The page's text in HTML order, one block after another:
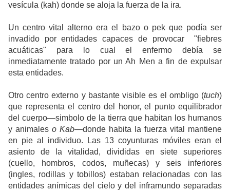
vesícula (kah) donde se aloja la fuerza de la ira.
Un centro vital alterno era el bazo o pek que podía ser
invadido por entidades capaces de provocar "fiebres
acuáticas" para lo cual el enfermo debía se
inmediatamente tratado por un Ah Men a fin de expulsar
esta entidades.
Otro centro externo y bastante visible es el ombligo (tuch)
que representa el centro del honor, el punto equilibrador
del cuerpo—simbolo de la tierra que habitan los humanos
y animales o Kab—donde habita la fuerza vital mantiene
en pie al individuo. Las 13 coyunturas móviles eran el
asiento de la vitalidad, divididas en siete superiores
(cuello, hombros, codos, muñecas) y seis inferiores
(ingles, rodillas y tobillos) estaban relacionadas con las
entidades anímicas del cielo y del inframundo separadas